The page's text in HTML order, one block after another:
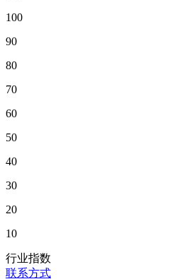
100
90
80
70
60
50
40
30
20
10
行业指数
联系方式